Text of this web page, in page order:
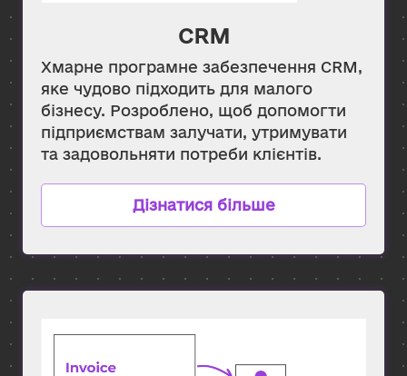
CRM
Хмарне програмне забезпечення CRM,
яке чудово підходить для малого
бізнесу. Розроблено, щоб допомогти
підприємствам залучати, утримувати
та задовольняти потреби клієнтів.
Дізнатися більше